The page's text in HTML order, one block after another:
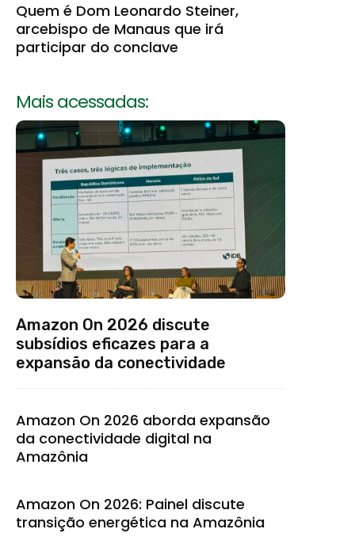
Quem é Dom Leonardo Steiner,
arcebispo de Manaus que irá
participar do conclave
Mais acessadas:
Amazon On 2026 discute
subsídios eficazes para a
expansão da conectividade
Amazon On 2026 aborda expansão
da conectividade digital na
Amazônia
Amazon On 2026: Painel discute
transição energética na Amazônia